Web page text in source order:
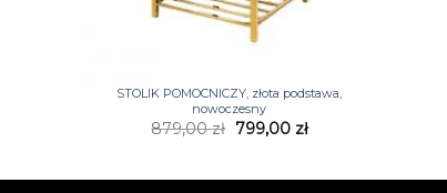
STOLIK POMOCNICZY, złota podstawa,
nowoczesny
879,00zł Pierwotna
cena
799,00 złAktualna